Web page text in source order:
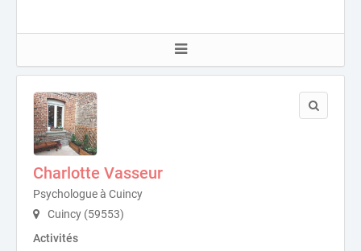
Charlotte Vasseur
Psychologue à Cuincy
Cuincy (59553)
Activités